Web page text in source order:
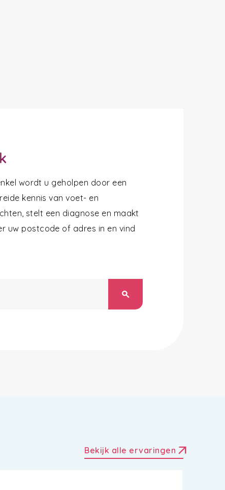
wordt u geholpen door een
kennis van voet- en
stelt een diagnose en maakt
uw postcode of adres in en vind
search
Bekijk alle ervaringen arrow_outward